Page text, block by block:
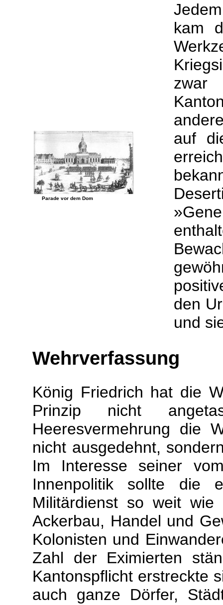
Parade vor dem Dom
kam
auf
den
und
Wehrverfassung
König Friedrich hat die
Prinzip nicht
Heeresvermehrung die
nicht ausgedehnt,
Im Interesse seiner
Innenpolitik sollte die
Militärdienst so weit wie
Ackerbau, Handel und
Kolonisten und
Zahl der Eximierten
Kantonspflicht erstreckte
auch ganze Dörfer,